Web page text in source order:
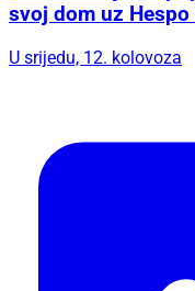
svoj dom uz Hespo
U srijedu, 12. kolovoza